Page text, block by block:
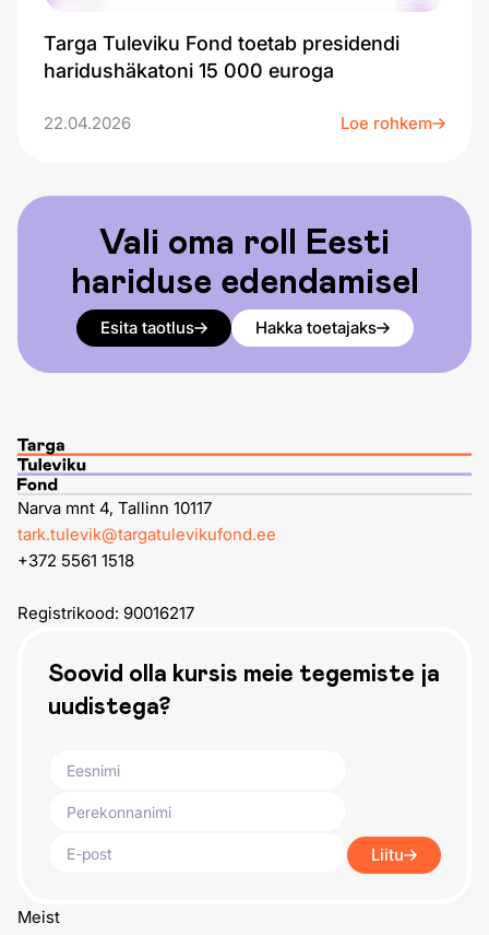
Targa Tuleviku Fond toetab presidendi
haridushäkatoni 15 000 euroga
22.04.2026 Loe rohkem
Vali oma roll Eesti
hariduse edendamisel
Esita taotlus Hakka toetajaks
Narva mnt 4, Tallinn 10117
tark.tulevik@targatulevikufond.ee
+372 5561 1518
Registrikood: 90016217
Soovid olla kursis meie tegemiste ja
uudistega?
Liitu
Meist